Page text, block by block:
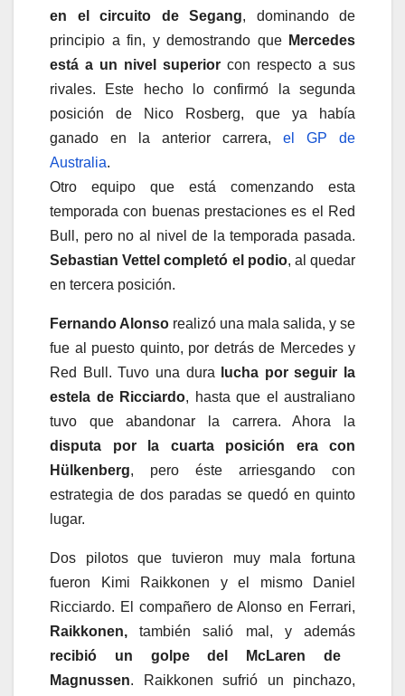
en el circuito de Segang, dominando de
principio a fin, y demostrando que Mercedes
está a un nivel superior con respecto a sus
rivales. Este hecho lo confirmó la segunda
posición de Nico Rosberg, que ya había
ganado en la anterior carrera, el GP de
Australia.
Otro equipo que está comenzando esta
temporada con buenas prestaciones es el Red
Bull, pero no al nivel de la temporada pasada.
Sebastian Vettel completó el podio, al quedar
en tercera posición.
Fernando Alonso realizó una mala salida, y se
fue al puesto quinto, por detrás de Mercedes y
Red Bull. Tuvo una dura
lucha por seguir la
estela de Ricciardo, hasta que el australiano
tuvo que abandonar la carrera. Ahora la
disputa por la cuarta posición era con
Hülkenberg, pero éste arriesgando con
estrategia de dos paradas se quedó en quinto
lugar.
Dos pilotos que tuvieron muy mala fortuna
fueron Kimi Raikkonen y el mismo Daniel
Ricciardo. El compañero de Alonso en Ferrari,
Raikkonen, también salió mal, y además
recibió un golpe del McLaren de
Magnussen. Raikkonen sufrió un pinchazo,